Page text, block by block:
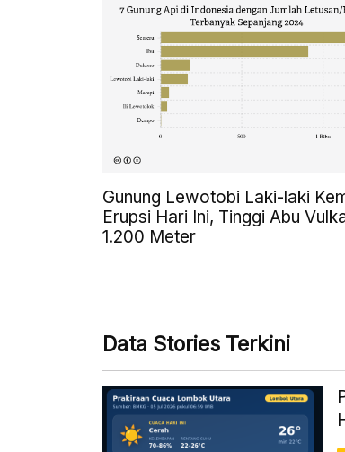
Gunung Lewotobi Laki-laki
Erupsi Hari Ini, Tinggi Abu
1.200 Meter
Data Stories Terkini